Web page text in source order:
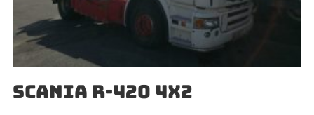
SCANIA R-420 4X2